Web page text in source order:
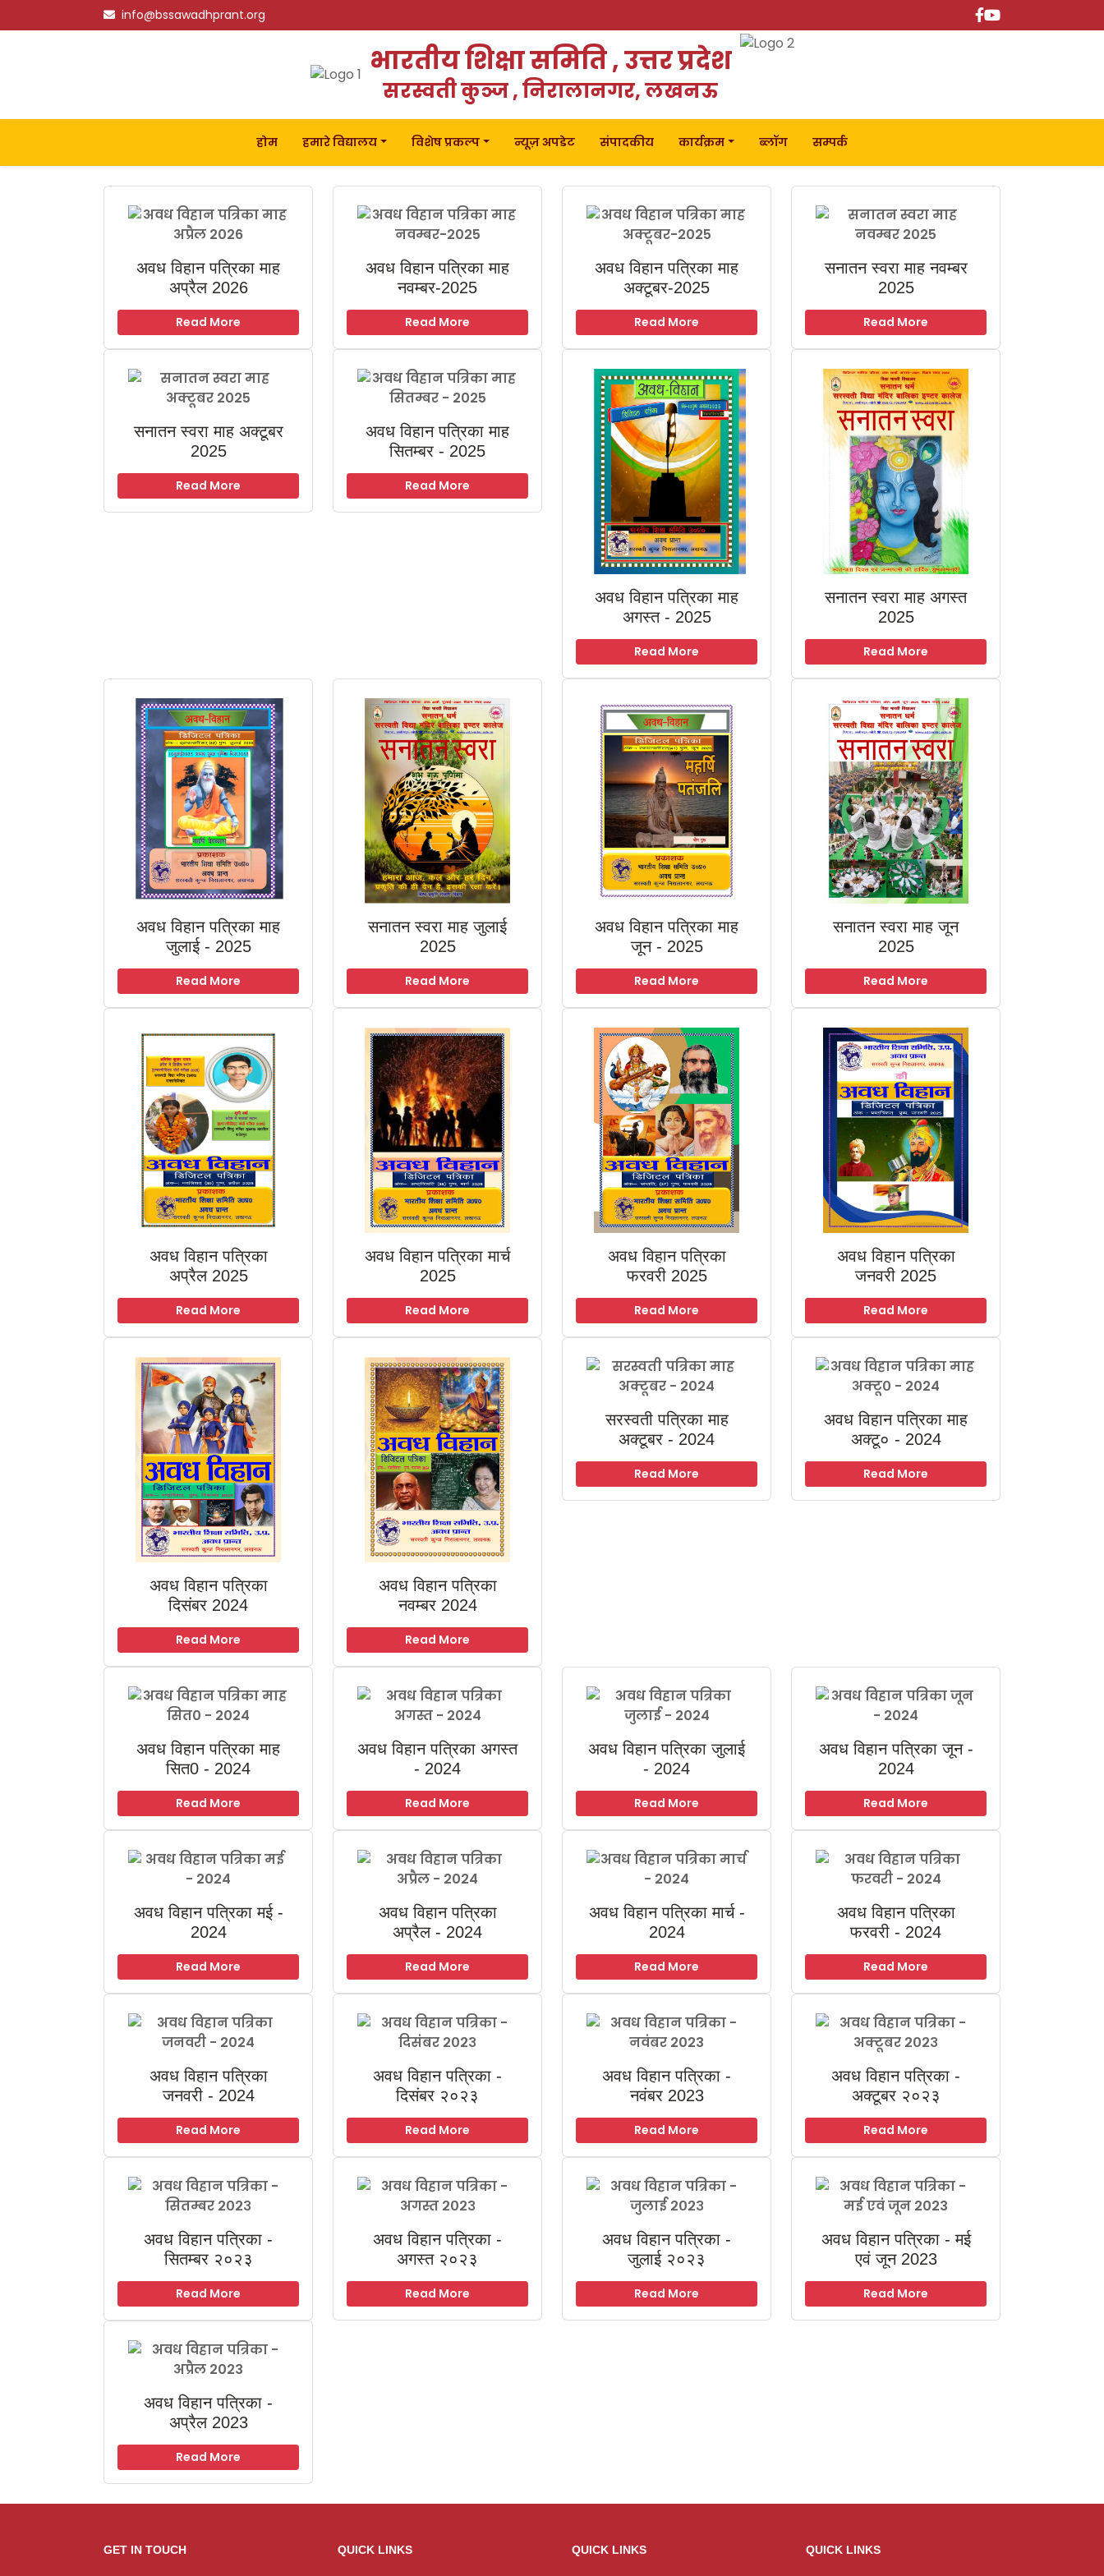
info@bssawadhprant.org
भारतीय शिक्षा समिति , उत्तर प्रदेश
सरस्वती कुञ्ज , निरालानगर, लखनऊ
होम हमारे विद्यालय विशेष प्रकल्प न्यूज़ अपडेट संपादकीय कार्यक्रम ब्लॉग सम्पर्क
अवध विहान पत्रिका माह
अप्रैल 2026
Read More
अवध विहान पत्रिका माह
नवम्बर-2025
Read More
अवध विहान पत्रिका माह
अक्टूबर-2025
Read More
सनातन स्वरा माह नवम्बर
2025
Read More
सनातन स्वरा माह अक्टूबर
2025
Read More
अवध विहान पत्रिका माह
सितम्बर - 2025
Read More
अवध विहान पत्रिका माह
अगस्त - 2025
Read More
सनातन स्वरा माह अगस्त
2025
Read More
अवध विहान पत्रिका माह
जुलाई - 2025
Read More
सनातन स्वरा माह जुलाई
2025
Read More
अवध विहान पत्रिका माह
जून - 2025
Read More
सनातन स्वरा माह जून
2025
Read More
अवध विहान पत्रिका
अप्रैल 2025
Read More
अवध विहान पत्रिका मार्च
2025
Read More
अवध विहान पत्रिका
फरवरी 2025
Read More
अवध विहान पत्रिका
जनवरी 2025
Read More
अवध विहान पत्रिका
दिसंबर 2024
Read More
अवध विहान पत्रिका
नवम्बर 2024
Read More
सरस्वती पत्रिका माह
अक्टूबर - 2024
Read More
अवध विहान पत्रिका माह
अक्टू० - 2024
Read More
अवध विहान पत्रिका माह
सित0 - 2024
Read More
अवध विहान पत्रिका अगस्त
- 2024
Read More
अवध विहान पत्रिका जुलाई
- 2024
Read More
अवध विहान पत्रिका जून -
2024
Read More
अवध विहान पत्रिका मई -
2024
Read More
अवध विहान पत्रिका
अप्रैल - 2024
Read More
अवध विहान पत्रिका मार्च -
2024
Read More
अवध विहान पत्रिका
फरवरी - 2024
Read More
अवध विहान पत्रिका
जनवरी - 2024
Read More
अवध विहान पत्रिका -
दिसंबर २०२३
Read More
अवध विहान पत्रिका -
नवंबर 2023
Read More
अवध विहान पत्रिका -
अक्टूबर २०२३
Read More
अवध विहान पत्रिका -
सितम्बर २०२३
Read More
अवध विहान पत्रिका -
अगस्त २०२३
Read More
अवध विहान पत्रिका -
जुलाई २०२३
Read More
अवध विहान पत्रिका - मई
एवं जून 2023
Read More
अवध विहान पत्रिका -
अप्रैल 2023
Read More
GET IN TOUCH QUICK LINKS QUICK LINKS QUICK LINKS